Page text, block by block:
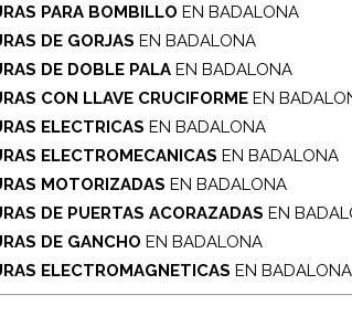
PARA BOMBILLO EN BADALONA
DE GORJAS EN BADALONA
DE DOBLE PALA EN BADALONA
CON LLAVE CRUCIFORME EN
ELECTRICAS EN BADALONA
ELECTROMECANICAS EN BADALONA
MOTORIZADAS EN BADALONA
DE PUERTAS ACORAZADAS EN
DE GANCHO EN BADALONA
ELECTROMAGNETICAS EN BADALONA